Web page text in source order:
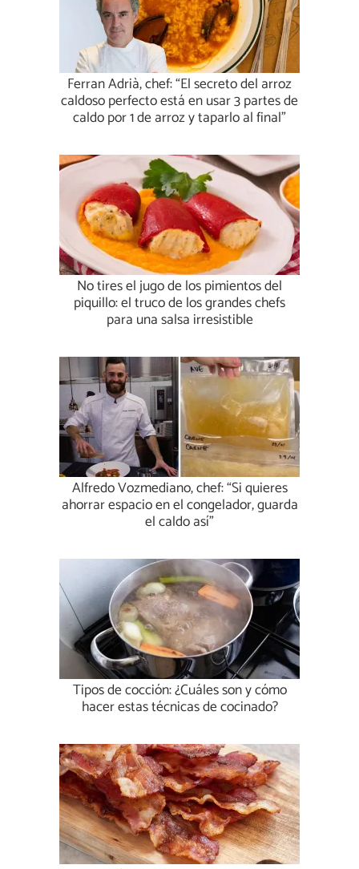
Ferran Adrià, chef: “El secreto del arroz
caldoso perfecto está en usar 3 partes de
caldo por 1 de arroz y taparlo al final”
No tires el jugo de los pimientos del
piquillo: el truco de los grandes chefs
para una salsa irresistible
Alfredo Vozmediano, chef: “Si quieres
ahorrar espacio en el congelador, guarda
el caldo así”
Tipos de cocción: ¿Cuáles son y cómo
hacer estas técnicas de cocinado?